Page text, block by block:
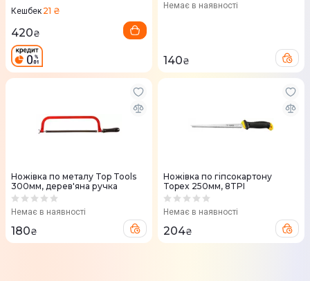
Кешбек 21 ₴
420₴
Немає в наявності
140₴
Ножівка по металу Top Tools
300мм, дерев'яна ручка
Немає в наявності
180₴
Ножівка по гіпсокартону
Topex 250мм, 8TPI
Немає в наявності
204₴